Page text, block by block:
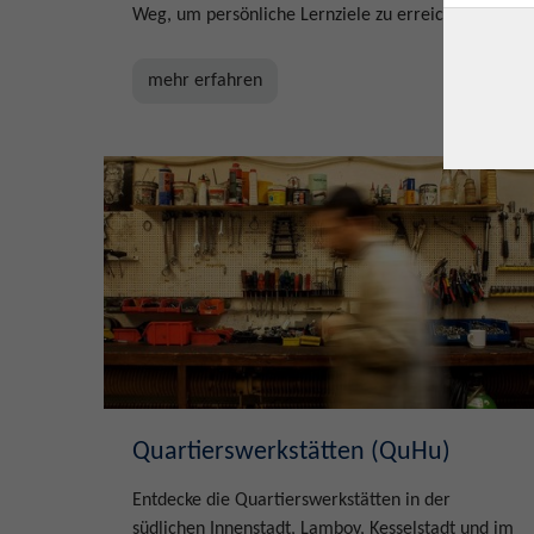
Weg, um persönliche Lernziele zu erreichen.
mehr erfahren
Quartierswerkstätten (QuHu)
Entdecke die Quartierswerkstätten in der
südlichen Innenstadt, Lamboy, Kesselstadt und im